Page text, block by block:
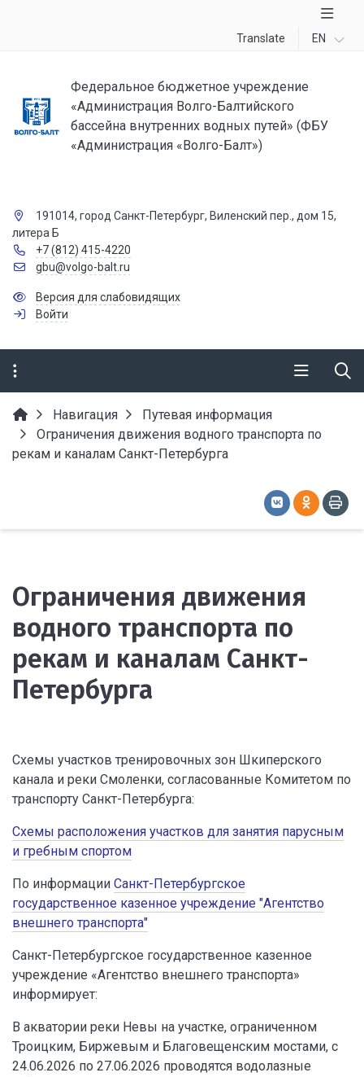
Translate EN
Федеральное бюджетное учреждение
«Администрация Волго-Балтийского
бассейна внутренних водных путей» (ФБУ
«Администрация «Волго-Балт»)
191014, город Санкт-Петербург, Виленский пер., дом 15,
литера Б
+7 (812) 415-4220
gbu@volgo-balt.ru
Версия для слабовидящих
Войти
Навигация
Путевая информация
Ограничения движения водного транспорта по
рекам и каналам Санкт-Петербурга
Ограничения движения
водного транспорта по
рекам и каналам Санкт-
Петербурга
Схемы участков тренировочных зон Шкиперского
канала и реки Смоленки, согласованные Комитетом по
транспорту Санкт-Петербурга:
Схемы расположения участков для занятия парусным
и гребным спортом
По информации Санкт-Петербургское
государственное казенное учреждение "Агентство
внешнего транспорта"
Санкт-Петербургское государственное казенное
учреждение «Агентство внешнего транспорта»
информирует:
В акватории реки Невы на участке, ограниченном
Троицким, Биржевым и Благовещенским мостами, с
24.06.2026 по 27.06.2026 проводятся водолазные